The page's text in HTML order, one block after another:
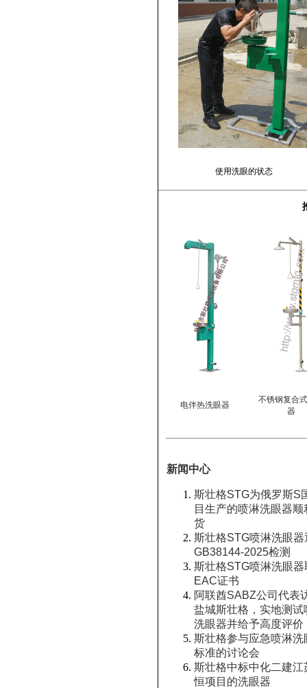
使用洗眼的状态
电伴热洗眼器
不锈钢复合
器
新闻中心
斯壮格STG为俄罗斯S
目生产的喷淋洗眼器顺
货
斯壮格STG喷淋洗眼器
GB38144-2025检测
斯壮格STG喷淋洗眼器
EAC证书
阿联酋SABZ公司代表
盐城斯壮格，实地测试
洗眼器并给予高度评价
斯壮格参与应急喷淋洗
标准的讨论会
斯壮格中标中化二建江
恒项目的洗眼器